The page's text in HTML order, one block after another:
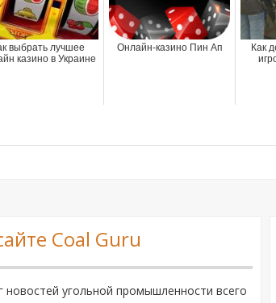
выбрать лучшее
казино в Украине
Онлайн-казино Пин Ап
Как
Coal Guru
новостей угольной промышленности всего